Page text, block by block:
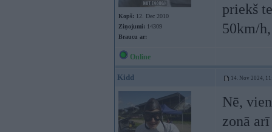
Kopš: 12. Dec 2010
Ziņojumi: 14309
Braucu ar:
priekš
50km/
Online
Kidd 14. Nov 2024,
Nē,
zonā